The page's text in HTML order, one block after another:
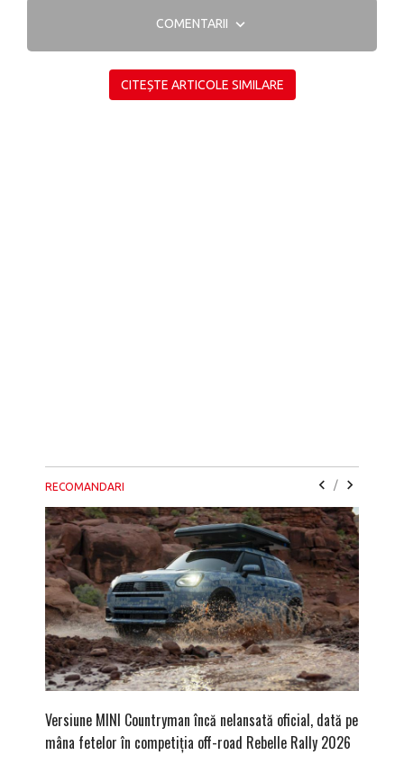
COMENTARII
CITEȘTE ARTICOLE SIMILARE
RECOMANDARI /
Versiune MINI Countryman încă nelansată oficial, dată pe
mâna fetelor în competiția off-road Rebelle Rally 2026